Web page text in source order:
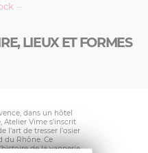
LIEUX ET FORMES
···
dans un hôtel
Atelier Vime s’inscrit
l’art de tresser l’osier
du Rhône. Ce
de la vannerie